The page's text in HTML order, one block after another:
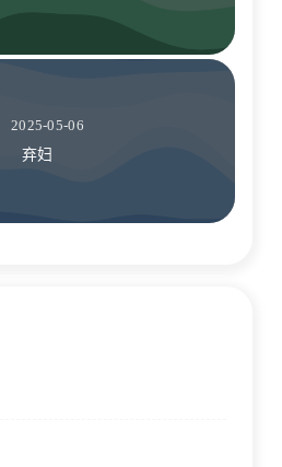
2025-05-06
弃妇